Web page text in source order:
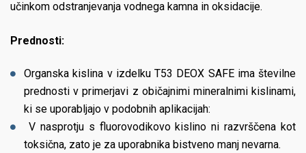
učinkom odstranjevanja vodnega kamna in oksidacije.
Prednosti:
Organska kislina v izdelku T53 DEOX SAFE ima številne
prednosti v primerjavi z običajnimi mineralnimi kislinami,
ki se uporabljajo v podobnih aplikacijah:
V nasprotju s fluorovodikovo kislino ni razvrščena kot
toksična, zato je za uporabnika bistveno manj nevarna.